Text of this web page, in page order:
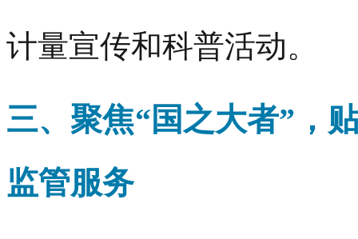
计量宣传和科普活动。
三、聚焦“国之大者”，
监管服务